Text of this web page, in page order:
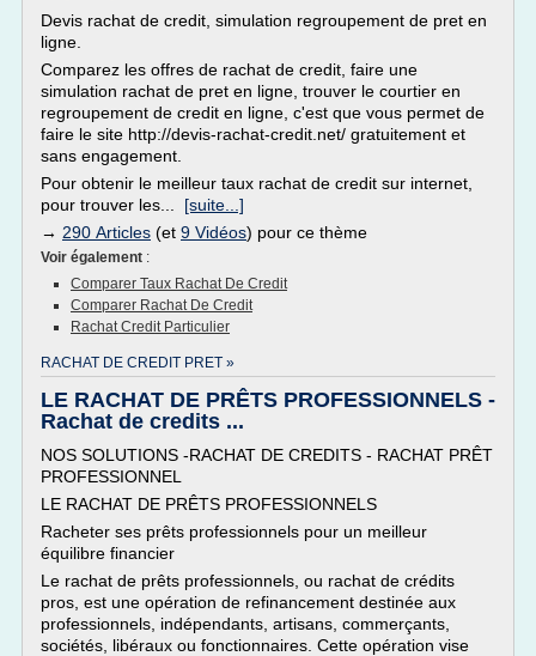
Devis rachat de credit, simulation regroupement de pret en
ligne.
Comparez les offres de rachat de credit, faire une
simulation rachat de pret en ligne, trouver le courtier en
regroupement de credit en ligne, c'est que vous permet de
faire le site http://devis-rachat-credit.net/ gratuitement et
sans engagement.
Pour obtenir le meilleur taux rachat de credit sur internet,
pour trouver les... [suite...]
→ 290 Articles (et 9 Vidéos) pour ce thème
Voir également :
Comparer Taux Rachat De Credit
Comparer Rachat De Credit
Rachat Credit Particulier
RACHAT DE CREDIT PRET »
LE RACHAT DE PRÊTS PROFESSIONNELS -
Rachat de credits ...
NOS SOLUTIONS -RACHAT DE CREDITS - RACHAT PRÊT
PROFESSIONNEL
LE RACHAT DE PRÊTS PROFESSIONNELS
Racheter ses prêts professionnels pour un meilleur
équilibre financier
Le rachat de prêts professionnels, ou rachat de crédits
pros, est une opération de refinancement destinée aux
professionnels, indépendants, artisans, commerçants,
sociétés, libéraux ou fonctionnaires. Cette opération vise